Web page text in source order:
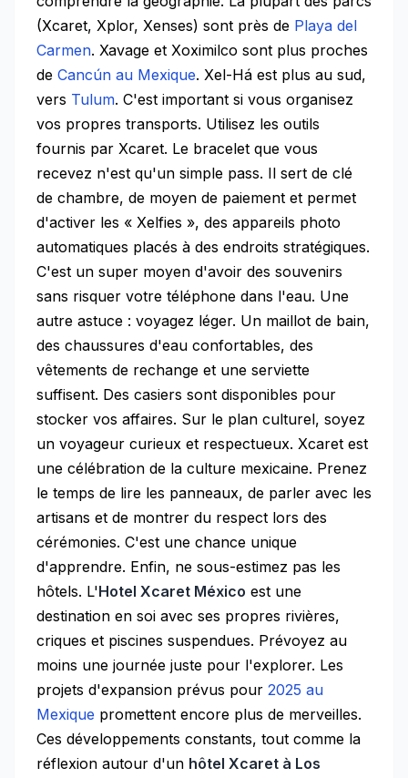
(Xcaret, Xplor, Xenses) sont près de Playa del
Carmen. Xavage et Xoximilco sont plus proches
de Cancún au Mexique. Xel-Há est plus au sud,
vers Tulum. C'est important si vous organisez
vos propres transports. Utilisez les outils
fournis par Xcaret. Le bracelet que vous
recevez n'est qu'un simple pass. Il sert de clé
de chambre, de moyen de paiement et permet
d'activer les « Xelfies », des appareils photo
automatiques placés à des endroits stratégiques.
C'est un super moyen d'avoir des souvenirs
sans risquer votre téléphone dans l'eau. Une
autre astuce : voyagez léger. Un maillot de bain,
des chaussures d'eau confortables, des
vêtements de rechange et une serviette
suffisent. Des casiers sont disponibles pour
stocker vos affaires. Sur le plan culturel, soyez
un voyageur curieux et respectueux. Xcaret est
une célébration de la culture mexicaine. Prenez
le temps de lire les panneaux, de parler avec les
artisans et de montrer du respect lors des
cérémonies. C'est une chance unique
d'apprendre. Enfin, ne sous-estimez pas les
hôtels. L'Hotel Xcaret México est une
destination en soi avec ses propres rivières,
criques et piscines suspendues. Prévoyez au
moins une journée juste pour l'explorer. Les
projets d'expansion prévus pour 2025 au
Mexique promettent encore plus de merveilles.
Ces développements constants, tout comme la
réflexion autour d'un hôtel Xcaret à Los